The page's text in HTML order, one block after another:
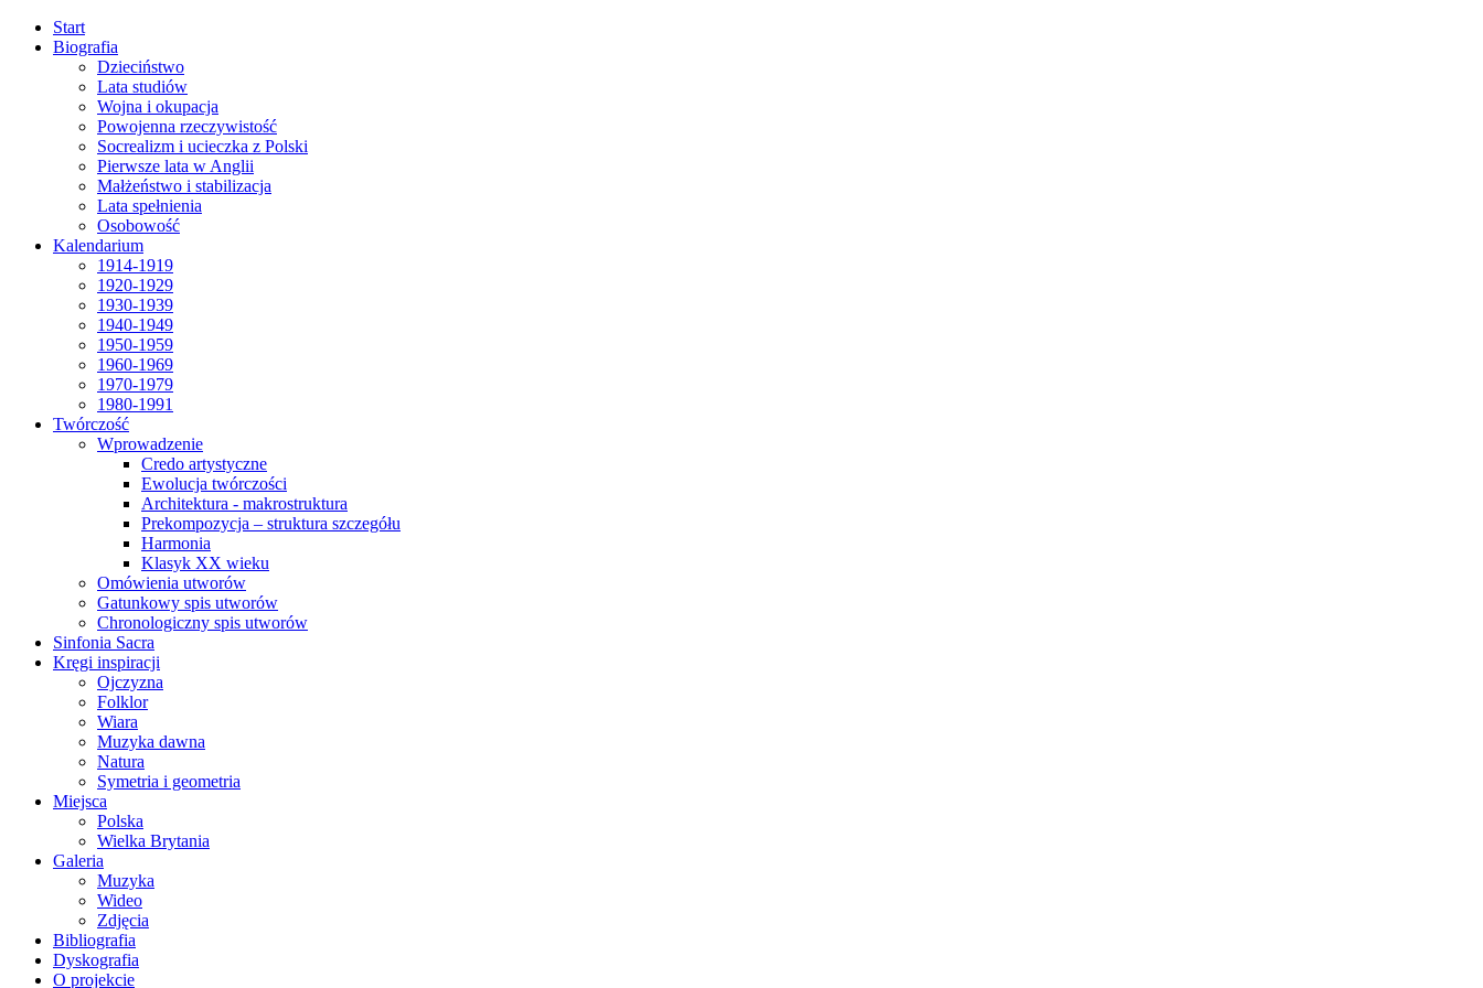
Start
Biografia
Dzieciństwo
Lata studiów
Wojna i okupacja
Powojenna rzeczywistość
Socrealizm i ucieczka z Polski
Pierwsze lata w Anglii
Małżeństwo i stabilizacja
Lata spełnienia
Osobowość
Kalendarium
1914-1919
1920-1929
1930-1939
1940-1949
1950-1959
1960-1969
1970-1979
1980-1991
Twórczość
Wprowadzenie
Credo artystyczne
Ewolucja twórczości
Architektura - makrostruktura
Prekompozycja – struktura szczegółu
Harmonia
Klasyk XX wieku
Omówienia utworów
Gatunkowy spis utworów
Chronologiczny spis utworów
Sinfonia Sacra
Kręgi inspiracji
Ojczyzna
Folklor
Wiara
Muzyka dawna
Natura
Symetria i geometria
Miejsca
Polska
Wielka Brytania
Galeria
Muzyka
Wideo
Zdjęcia
Bibliografia
Dyskografia
O projekcie